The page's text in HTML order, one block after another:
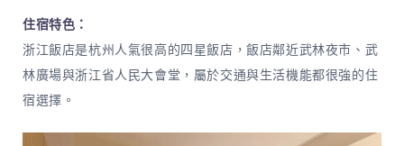
住宿特色：
浙江飯店是杭州人氣很高的四星飯店，飯店鄰近武林夜市、武
林廣場與浙江省人民大會堂，屬於交通與生活機能都很強的住
宿選擇。